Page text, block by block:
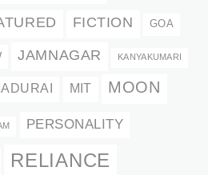
FICTION GOA
JAMNAGAR KANYAKUMARI
MIT MOON
PERSONALITY
RELIANCE